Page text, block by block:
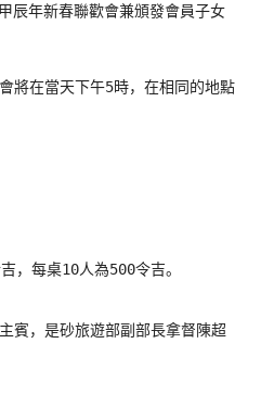
辰年新春聯歡會兼頒發會員子女
將在當天下午5時， 在相同的地點
，每桌10人為500令吉。
賓，是砂旅遊部副部長拿督陳超